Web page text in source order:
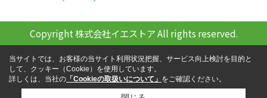
Copyright 株式会社イエストア All rights reserved.
当サイトでは、お客様の当サイト利用状況把握、サービス向上検討を目的と
して、クッキー（Cookie）を使用しています。
詳しくは、当社の 「Cookieの取扱いについて」 をご確認ください。